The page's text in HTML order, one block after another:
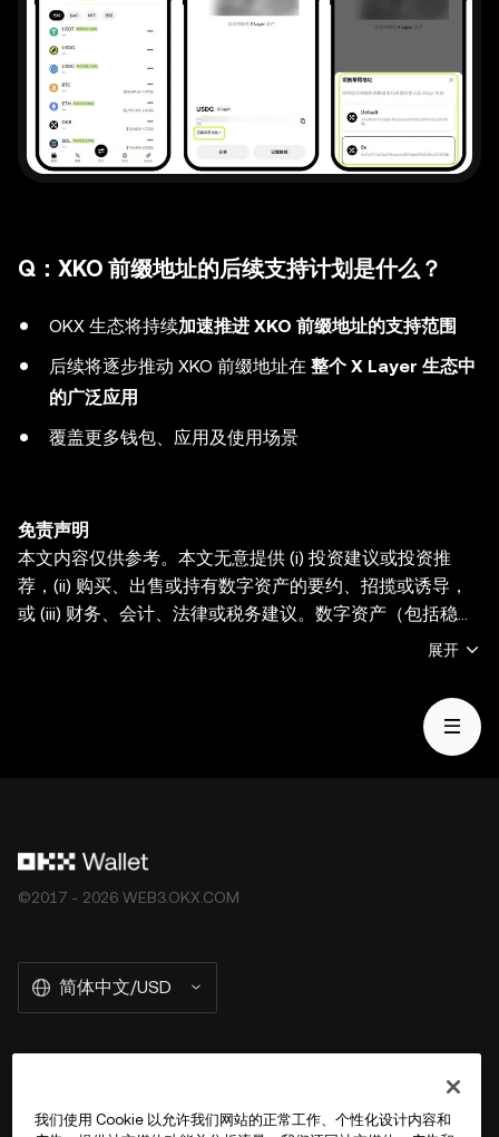
Q：XKO 前缀地址的后续支持计划是什么？
OKX 生态将持续加速推进 XKO 前缀地址的支持范围
后续将逐步推动 XKO 前缀地址在 整个 X Layer 生态中
的广泛应用
覆盖更多钱包、应用及使用场景
免责声明
本文内容仅供参考。本文无意提供 (i) 投资建议或投资推
荐，(ii) 购买、出售或持有数字资产的要约、招揽或诱导，
或 (iii) 财务、会计、法律或税务建议。数字资产（包括稳定
币和 NFT）受市场波动影响， 涉及高风险，并且可能会贬
询您的法律/税务/投资专业人士。OKX Web3 钱包仅为一种
自托管钱包软件服务，让您可以发现并与第三方平台交互，
OKX Web3 钱包无法控制此类第三方平台的服务，也不对
展开
©2017 - 2026 WEB3.OKX.COM
简体中文/USD
我们使用 Cookie 以允许我们网站的正常工作、个性化设计内容和